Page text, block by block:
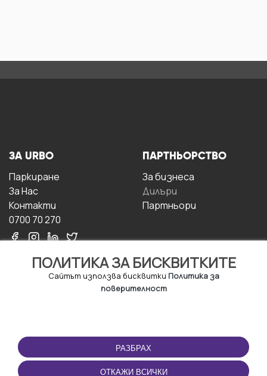
ПОЛИТИКА ЗА БИСКВИТКИТЕ
Сайтът използва бисквитки Политика за
поверителност
РАЗБРАХ
ОТКАЖИ ВСИЧКИ
ЗА URBO
Паркиране
За Hас
Контакти
0700 70 270
ПАРТНЬОРСТВО
За бизнесa
Дилъри
Партньори
ПОЛЗВАНЕ
Правила и условия за
ползване
ПРИЛОЖЕНИЕТО